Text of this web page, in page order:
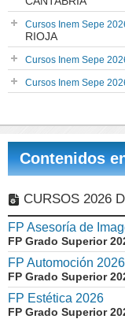
Cursos Inem Sepe
RIOJA
Cursos Inem Sepe
Cursos Inem Sepe
Contenidos
CURSOS 2026
FP Asesoría de
FP Grado Superior
FP Automoción 2026
FP Grado Superior
FP Estética 2026
FP Grado Superior